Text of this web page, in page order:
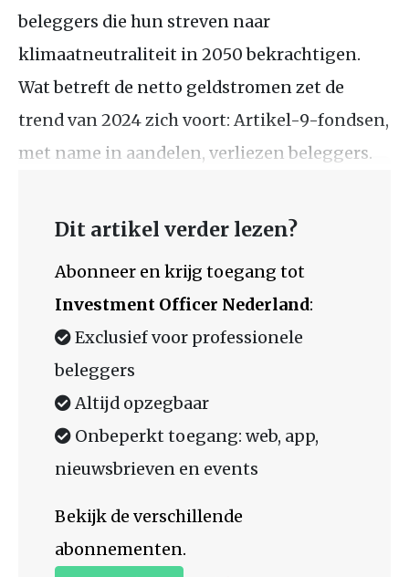
beleggers die hun streven naar
klimaatneutraliteit in 2050 bekrachtigen.
Wat betreft de netto geldstromen zet de
trend van 2024 zich voort: Artikel-9-fondsen,
met name in aandelen, verliezen beleggers.
Dit artikel verder lezen?
Abonneer en krijg toegang tot
Investment Officer Nederland:
Exclusief voor professionele
beleggers
Altijd opzegbaar
Onbeperkt toegang: web, app,
nieuwsbrieven en events
Bekijk de verschillende
abonnementen.